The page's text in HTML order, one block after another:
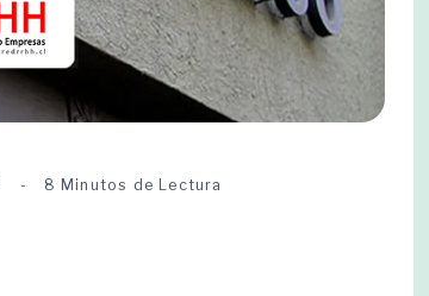
8 Minutos de Lectura